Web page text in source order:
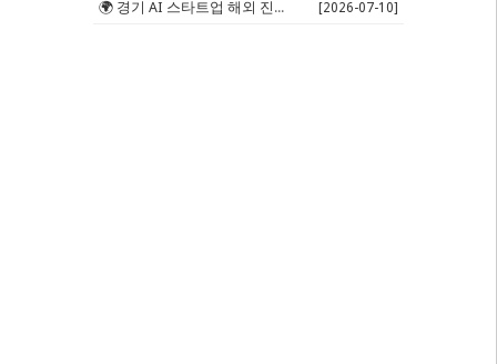
🌍 경기 AI 스타트업 해외 진출 판... [2026-07-10]